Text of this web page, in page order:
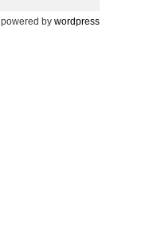
powered by wordpress